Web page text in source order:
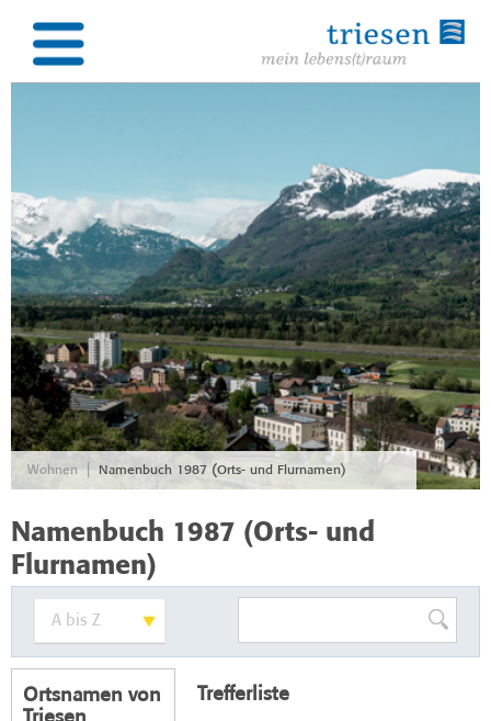
Wohnen | Namenbuch 1987 (Orts- und Flurnamen)
Namenbuch 1987 (Orts- und
Flurnamen)
Ortsnamen von
Trefferliste